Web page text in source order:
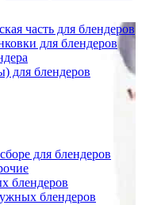
часть для блендеров
для блендеров
для блендеров
для блендеров
блендеров
блендеров